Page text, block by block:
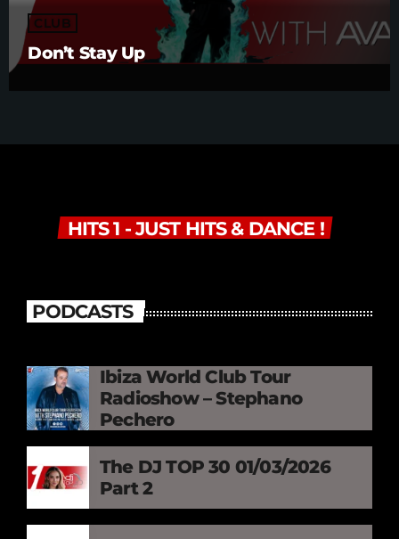
CLUB
Don’t Stay Up
HITS 1 - JUST HITS & DANCE !
PODCASTS
Ibiza World Club Tour
Radioshow – Stephano
Pechero
The DJ TOP 30 01/03/2026
Part 2